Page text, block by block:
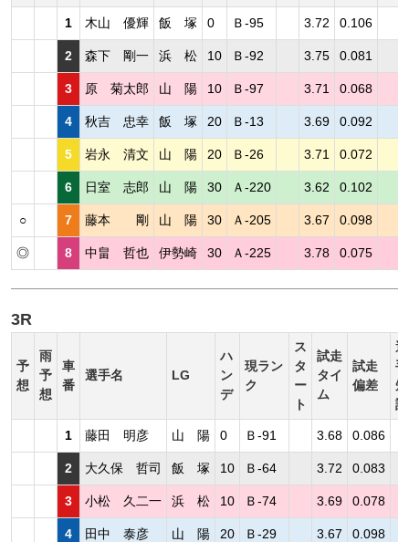
1 木山 優輝 飯 塚 0 Ｂ-95 3.72 0.106
2 森下 剛一 浜 松 10 Ｂ-92 3.75 0.081
3 原 菊太郎 山 陽 10 Ｂ-97 3.71 0.068
4 秋吉 忠幸 飯 塚 20 Ｂ-13 3.69 0.092
5 岩永 清文 山 陽 20 Ｂ-26 3.71 0.072
6 日室 志郎 山 陽 30 Ａ-220 3.62 0.102
○ 7 藤本 剛 山 陽 30 Ａ-205 3.67 0.098
◎ 8 中畠 哲也 伊勢崎 30 Ａ-225 3.78 0.075
3R
予
想
雨
予
想
車
番
選手名 LG
ハ
ン
デ
現ラン
ク
ス
タ
ー
ト
試走
タイ
ム
試走
偏差
選
手
短
評
1 藤田 明彦 山 陽 0 Ｂ-91 3.68 0.086
2 大久保 哲司 飯 塚 10 Ｂ-64 3.72 0.083
3 小松 久二一 浜 松 10 Ｂ-74 3.69 0.078
4 田中 泰彦 山 陽 20 Ｂ-29 3.67 0.098